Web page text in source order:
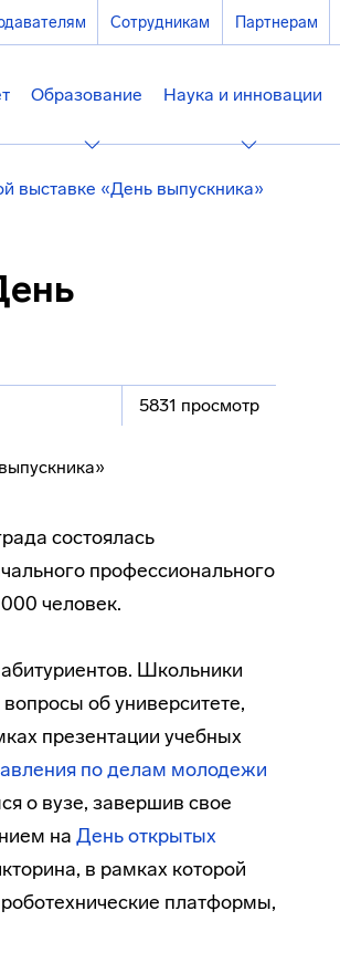
Сотрудникам Партнерам
Образование Наука и инновации
выставке «День выпускника»
5831 просмотр
состоялась
профессионального
человек.
Школьники
об университете,
презентации учебных
по делам молодежи
о вузе, завершив свое
на День открытых
в рамках которой
платформы,